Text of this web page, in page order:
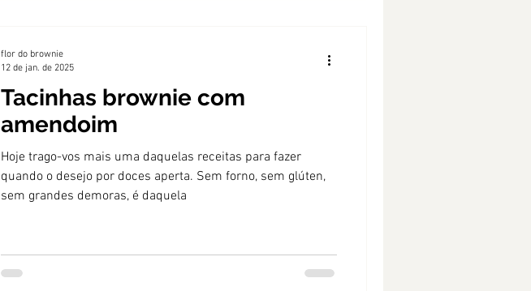
Tacinhas brownie com
amendoim
Hoje trago-vos mais uma daquelas receitas para fazer
quando o desejo por doces aperta. Sem forno, sem glúten,
sem grandes demoras, é daquela
flor do brownie
12 de jan. de 2025